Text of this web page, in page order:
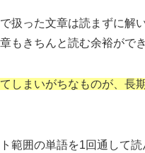
扱った文章は読まずに解
もきちんと読む余裕ができ
しまいがちなものが、長
範囲の単語を1回通して